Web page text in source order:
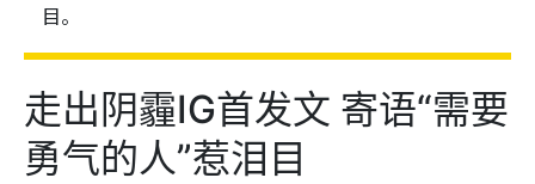
目。
走出阴霾IG首发文 寄语“需要
勇气的人”惹泪目